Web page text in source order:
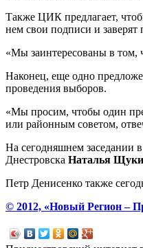
Также ЦИК предлагает,
нем свои подписи и заверят
«Мы заинтересованы в том,
Наконец, еще одно
проведения выборов.
«Мы просим, чтобы один
или районным советом,
На сегодняшнем заседании
Днестровска Наталья
Петр Денисенко также
© 2012, «Новый Регион –